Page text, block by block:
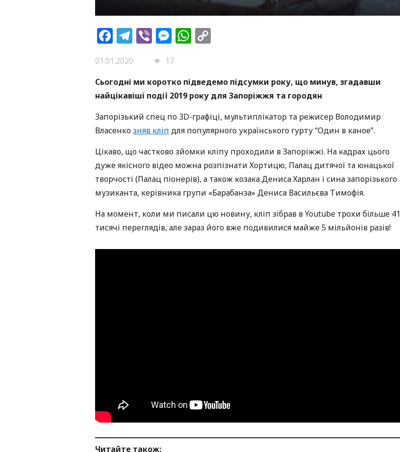
Facebook
Telegram
ViberMessenger
WhatsApp
01.01.2020
17
Сьогодні ми коротко підведемо підсумки року, що минув, згадавши
найцікавіші події 2019 року для Запоріжжя та городян
Запорізький спец по 3D-графіці, мультиплікатор та режисер Володимир
Власенкозняв кліп для популярного українського гурту “Один в каное”.
Цікаво, що частково зйомки кліпу проходили в Запоріжжі. На кадрах цього
дуже якісного відео можна розпізнати Хортицю, Палац дитячої та юнацької
творчості (Палац піонерів), а також козака Дениса Харлан і сина запорізького
музиканта, керівника групи «Барабанза» Дениса Васильєва Тимофія.
На момент, коли ми писали цю новину, кліп зібрав в Youtube трохи більше 41
тисячі переглядів, але зараз його вже подивилися майже 5 мільйонів разів!
Читайте також: